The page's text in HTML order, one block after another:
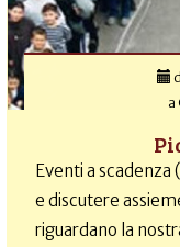
a
Eventi a
e discutere
riguardano la